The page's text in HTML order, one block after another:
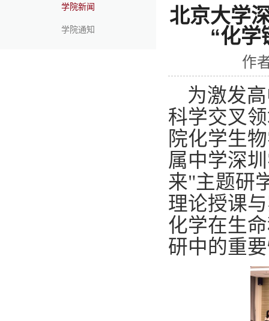
学院新闻
学院通知
北京大学
“化学
作
为激发
科学交叉
院化学生
属中学深
来"主题研
理论授课
化学在生
研中的重